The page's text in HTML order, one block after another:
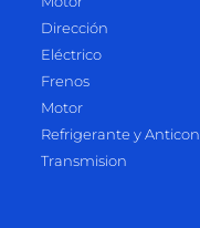
Dirección
Eléctrico
Frenos
Motor
Refrigerante y
Transmision